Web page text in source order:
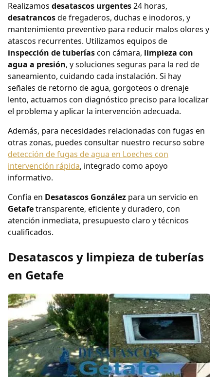
Realizamos desatascos urgentes24 horas,
desatrancosde fregaderos, duchas e inodoros, y
mantenimiento preventivo para reducir malos olores y
atascos recurrentes. Utilizamos equipos de
inspección de tuberíascon cámara, limpieza con
agua a presión, y soluciones seguras para la red de
saneamiento, cuidando cada instalación. Si hay
señales de retorno de agua, gorgoteos o drenaje
lento, actuamos con diagnóstico preciso para localizar
el problema y aplicar la intervención adecuada.
Además, para necesidades relacionadas con fugas en
otras zonas, puedes consultar nuestro recurso sobre
detección de fugas de agua en Loeches con
intervención rápida, integrado como apoyo
informativo.
Confía en Desatascos González para un servicio en
Getafetransparente, eficiente y duradero, con
atención inmediata, presupuesto claro y técnicos
cualificados.
Desatascos y limpieza de tuberías
en Getafe